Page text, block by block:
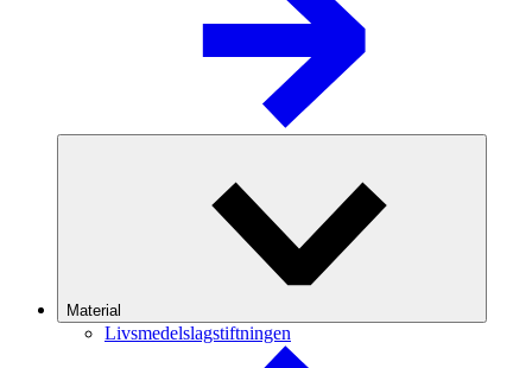
Material
Livsmedelslagstiftningen